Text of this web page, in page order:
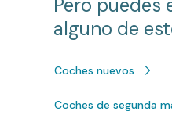
Pero puedes
alguno de
Coches nuevos
Coches de segunda